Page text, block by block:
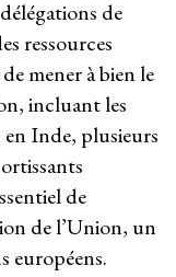
de
ressources
mener à bien le
incluant les
Inde, plusieurs
de
de l’Union, un
européens.